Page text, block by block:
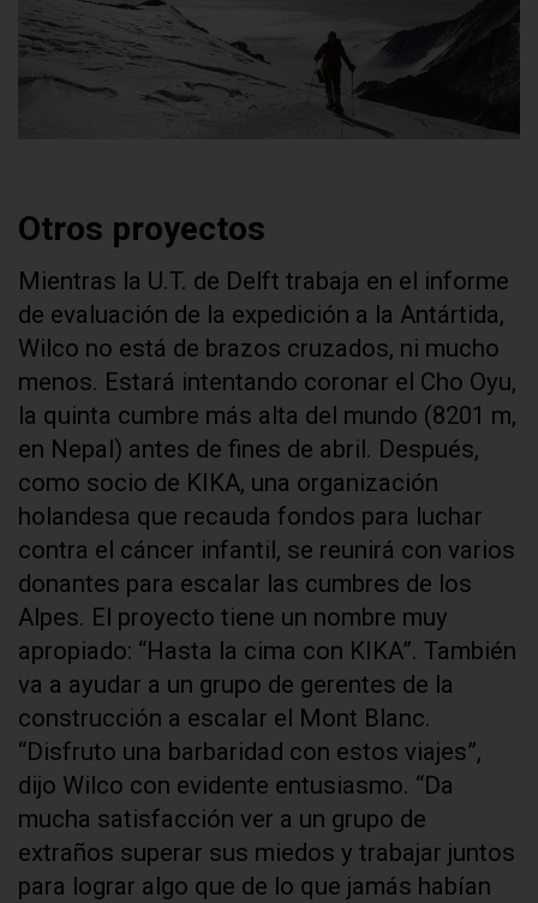
Otros proyectos
Mientras la U.T. de Delft trabaja en el informe
de evaluación de la expedición a la Antártida,
Wilco no está de brazos cruzados, ni mucho
menos. Estará intentando coronar el Cho Oyu,
la quinta cumbre más alta del mundo (8201 m,
en Nepal) antes de fines de abril. Después,
como socio de KIKA, una organización
holandesa que recauda fondos para luchar
contra el cáncer infantil, se reunirá con varios
donantes para escalar las cumbres de los
Alpes. El proyecto tiene un nombre muy
apropiado: “Hasta la cima con KIKA”. También
va a ayudar a un grupo de gerentes de la
construcción a escalar el Mont Blanc.
“Disfruto una barbaridad con estos viajes”,
dijo Wilco con evidente entusiasmo. “Da
mucha satisfacción ver a un grupo de
extraños superar sus miedos y trabajar juntos
para lograr algo que de lo que jamás habían